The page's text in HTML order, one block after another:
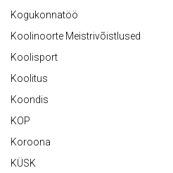
Kogukonnatöö
Koolinoorte Meistrivõistlused
Koolisport
Koolitus
Koondis
KOP
Koroona
KÜSK